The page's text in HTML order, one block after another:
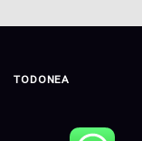
TODONEA